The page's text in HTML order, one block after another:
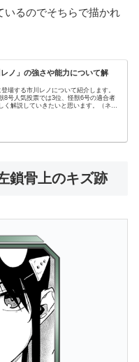
いるのでそちらで描かれ
レノ」の強さや能力について解
場する市川レノについて紹介します。
8号人気投票では3位、怪獣6号の適合者
く解説していきたいと思います。（ネタ
鎖骨上のキズ跡